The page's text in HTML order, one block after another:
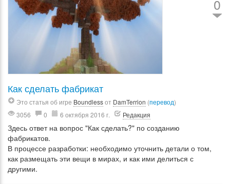
0
Как сделать фабрикат
Это статья об игре Boundlessот DamTerrion (перевод)
3056
0 6 октября 2016 г. Редакция
Здесь ответ на вопрос "Как сделать?" по созданию
фабрикатов.
В процессе разработки: необходимо уточнить детали о том,
как размещать эти вещи в мирах, и как ими делиться с
другими.